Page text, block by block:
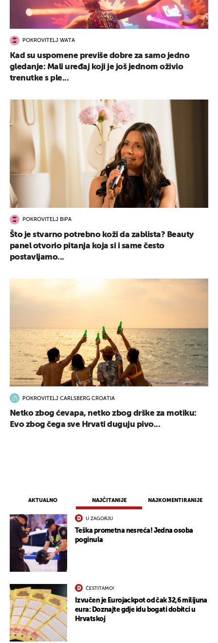
AKTUALNO NAJČITANIJE NAJKOMENTIRANIJE
U ZAGORJU
Teška prometna nesreća! Jedna osoba
poginula
ČESTITAMO!
Izvučen je Eurojackpot od čak 32,6 milijuna
eura: Doznajte gdje idu bogati dobitci u
Hrvatskoj
POKROVITELJ WATA
Kad su uspomene previše dobre za samo jedno
gledanje: Mali uređaj koji je još jednom oživio
trenutke s ple...
POKROVITELJ BIPA
Što je stvarno potrebno koži da zablista? Beauty
panel otvorio pitanja koja si i same često
postavljamo...
POKROVITELJ CARLSBERG CROATIA
Netko zbog ćevapa, netko zbog drške za motiku:
Evo zbog čega sve Hrvati duguju pivo...